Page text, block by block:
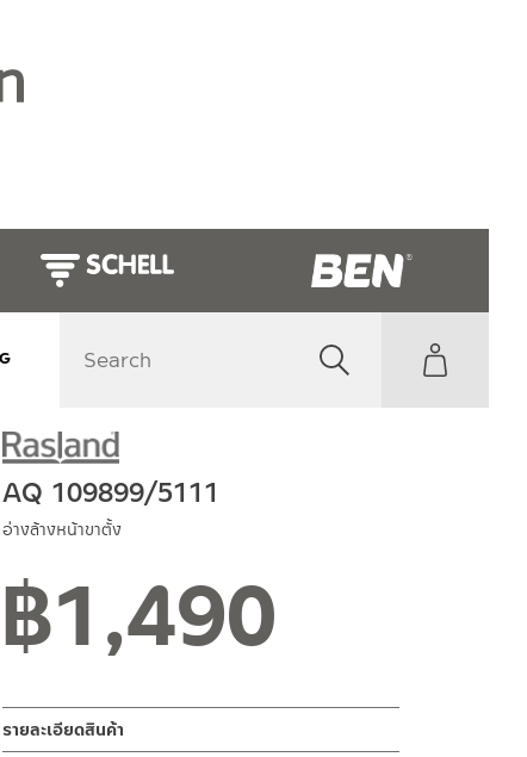
AQ 109899/5111
อ่างล้างหน้าขาตั้ง
฿1,490
รายละเอียดสินค้า